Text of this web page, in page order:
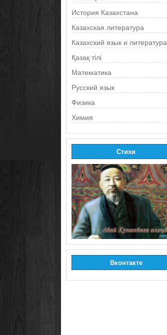
История Казахстана
Казахская литература
Казахский язык и литература
Қазақ тілі
Математика
Русский язык
Физика
Химия
Стихи
Вконтакте